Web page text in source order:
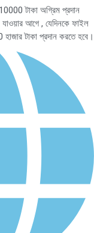
টাকা অগ্রিম প্রদান
আগে , যেদিনকে ফাইল
হাজার টাকা প্রদান করতে হবে।